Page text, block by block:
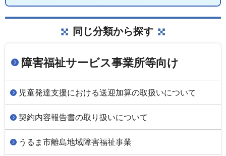
同じ分類から探す
障害福祉サービス事業所等向け
児童発達支援における送迎加算の取扱いについて
契約内容報告書の取り扱いについて
うるま市離島地域障害福祉事業